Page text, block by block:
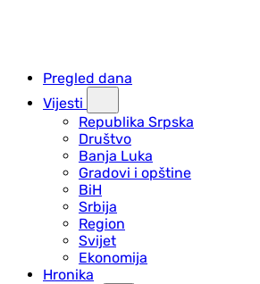
Pregled dana
Vijesti
Republika Srpska
Društvo
Banja Luka
Gradovi i opštine
BiH
Srbija
Region
Svijet
Ekonomija
Hronika